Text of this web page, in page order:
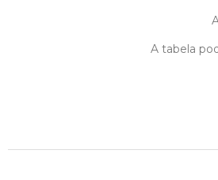
A tabela